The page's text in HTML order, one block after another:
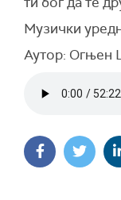
Музички
Аутор: Огњен